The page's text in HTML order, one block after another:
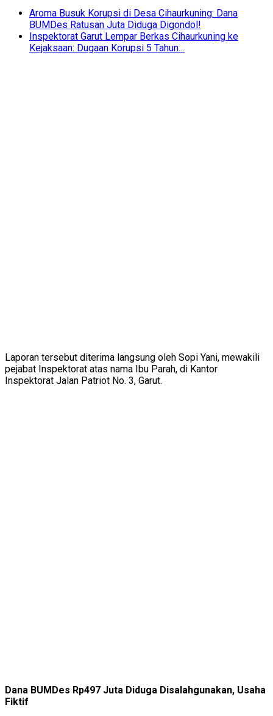
Aroma Busuk Korupsi di Desa Cihaurkuning: Dana
BUMDes Ratusan Juta Diduga Digondol!
Inspektorat Garut Lempar Berkas Cihaurkuning ke
Kejaksaan: Dugaan Korupsi 5 Tahun…
Laporan tersebut diterima langsung oleh Sopi Yani, mewakili
pejabat Inspektorat atas nama Ibu Parah, di Kantor
Inspektorat Jalan Patriot No. 3, Garut.
Dana BUMDes Rp497 Juta Diduga Disalahgunakan, Usaha
Fiktif